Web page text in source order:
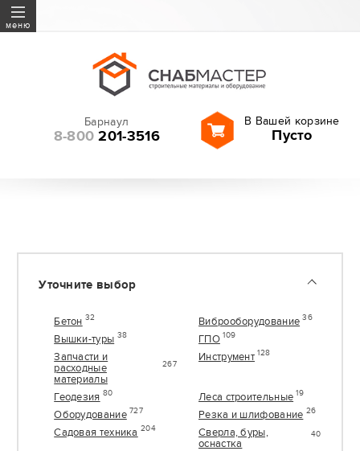
меню
Барнаул
8-800 201-3516
В Вашей корзине
Пусто
Уточните выбор
Бетон 32 Виброоборудование 36
Вышки-туры 38 ГПО 109
Запчасти и
расходные
материалы
267
Инструмент 128
Геодезия 80 Леса строительные 19
Оборудование 727 Резка и шлифование 26
Садовая техника 204
Сверла, буры,
оснастка
40
Бетон
Виброоборудование
Вышки-туры
Запчасти и расходные
материалы
Садовая техника
Сверла, буры, оснастка